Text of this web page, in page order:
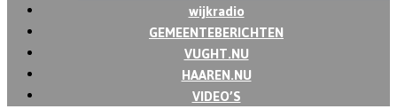
wijkradio
GEMEENTEBERICHTEN
VUGHT.NU
HAAREN.NU
VIDEO’S